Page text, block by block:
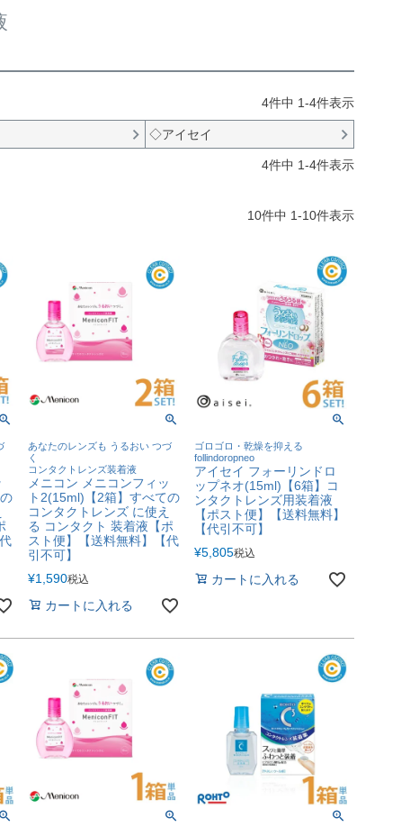
4件中 1-4件表示
◇アイセイ
4件中 1-4件表示
10件中 1-10件表示
あなたのレンズも うるおい つづ
く
コンタクトレンズ装着液
メニコン メニコンフィッ
ト2(15ml)【2箱】すべての
コンタクトレンズ に使え
る コンタクト 装着液【ポ
スト便】【送料無料】【代
引不可】
¥1,590税込
カートに入れる
ゴロゴロ・乾燥を抑える
follindoropneo
アイセイ フォーリンドロ
ップネオ(15ml)【6箱】コ
ンタクトレンズ用装着液
【ポスト便】【送料無料】
【代引不可】
¥5,805税込
カートに入れる